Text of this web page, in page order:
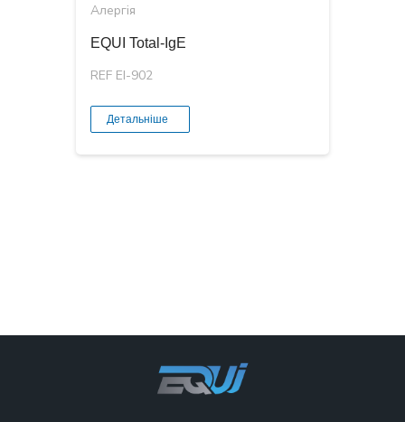
Алергія
EQUI Total-IgE
REF EI-902
Детальніше